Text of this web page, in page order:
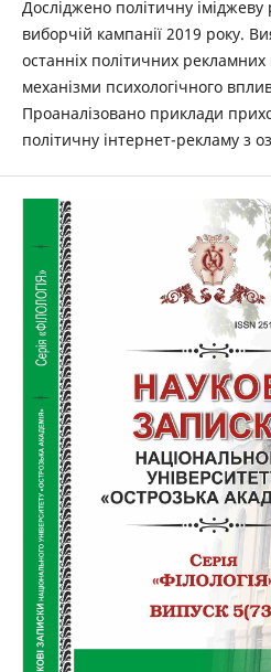
Досліджено політичну
виборчій кампанії 2019 року.
останніх політичних
механізми психологічного
Проаналізовано приклади
політичну інтернет-рекламу з